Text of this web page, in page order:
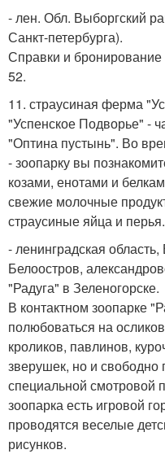
- лен. Обл. Выборгский
Санкт-петербурга).
Справки и
52.
11. страусиная ферма
"Успенское Подворье" -
"Оптина пустынь". Во
- зоопарку вы
козами, енотами и
свежие молочные
страусиные яйца и перья.
- ленинградская
Белоостров,
"Радуга" в Зеленогорске.
В контактном зоопарке
полюбоваться на
кроликов, павлинов,
зверушек, но и
специальной смотровой
зоопарка есть игровой
проводятся веселые
рисунков.